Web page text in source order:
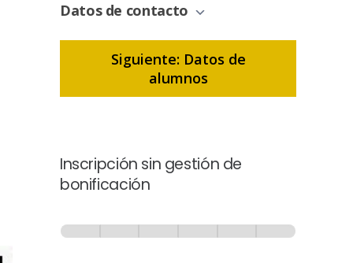
Datos de contacto
Siguiente: Datos de
alumnos
Inscripción sin gestión de
bonificación
-